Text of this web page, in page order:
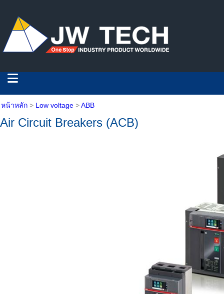
หน้าหลัก > Low voltage >ABB
Air Circuit Breakers (ACB)